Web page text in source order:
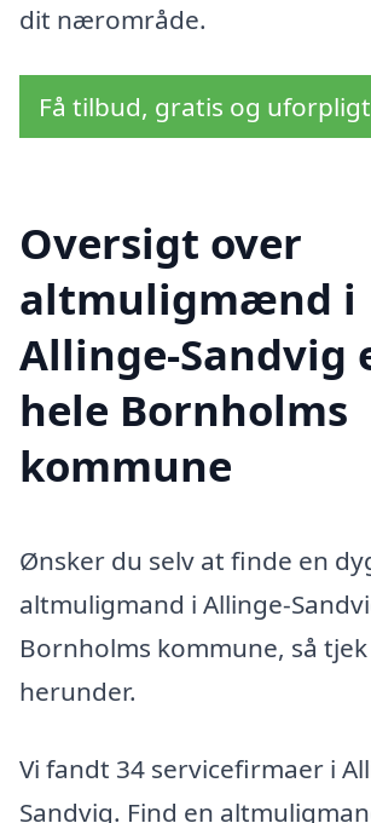
dit nærområde.
Få tilbud, gratis og
Oversigt over
altmuligmænd i
Allinge-Sandvig
hele Bornholms
kommune
Ønsker du selv at finde en
altmuligmand i Allinge-
Bornholms kommune, så
herunder.
Vi fandt 34 servicefirmaer i
Sandvig. Find en